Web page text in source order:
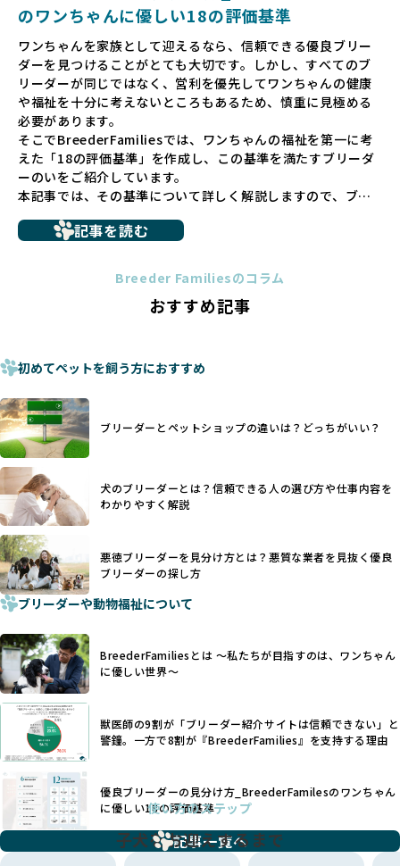
長するための環境が十分に整っていない場合が多く、販売ま
での間に過密な環境や長距離移動のストレスを受けることが
少なくありません。このような環境は、健康リスクや社会性
の問題につながりやすく、ワンちゃんにとっても望ましいと
は言えません。
こうした背景から、BreederFamiliesはペットショップを介
さない直接販売を採用するとともに、ペットオークションや
ペットショップを利用するブリーダーの掲載も行ってしませ
ん。
ペットショップを避けた方がいい理由の詳細はこちら
法令レベルの最低基準にとどまっていることが問題です。こ
ものに過ぎず、ワンちゃんの心身の福祉やブリーダーの責任
少なくなく、消費者にとって選択の判断が難しい現状があり
さらに、書類審査のみで掲載が許可されるサイトが多く、実
際の飼育環境やブリーダーの姿勢が見えにくい点も課題で
す。こうしたサイトでは、ブリーダーが記載する情報が主で
あり、実際の現場や日々のケアの状況がわからないため、営
利優先の「悪徳ブリーダー」が含まれるリスクが高まりま
す。
BreederFamiliesでは、ワンちゃんを大切にする「優良ブリ
ーダー」のみを紹介するために、法令を超えた独自の基準を
設け、ブリーダーの理念や飼育環境の厳格なチェックを行っ
ています。
一部の営利優先のブリーディングでは、母犬の出産負担を考
えずに大量繁殖が行われ、親犬が心身ともに疲弊するケース
が見られます。さらに、コストカットのために食事を減らし
たり、栄養のない食事を与える、適切な健康管理が行われな
いなど、ワンちゃんの健康と福祉が犠牲にされることも少な
くありません。
また、健康リスクが予測しづらいミックス犬の繁殖や、愛情
が行き届かない多頭飼育等も問題です。これらのブリーディ
ング手法は、ワンちゃんの福祉を無視し、利益のみを追求す
るブリーダーによるものが多く、消費者にとっても深刻な課
題となっています。
BreederFamiliesでは、こうしたワンちゃんに優しくないブ
リーディングをなくすため、すべてのワンちゃんを家族のよ
うに大切に飼育・繁殖を行っている「優良ブリーダー」のみ
のワンちゃんに優しい18の評価基準
ワンちゃんを家族として迎えるなら、信頼できる優良ブリー
ダーを見つけることがとても大切です。しかし、すべてのブ
リーダーが同じではなく、営利を優先してワンちゃんの健康
や福祉を十分に考えないところもあるため、慎重に見極める
必要があります。
そこでBreederFamiliesでは、ワンちゃんの福祉を第一に考
えた「18の評価基準」を作成し、この基準を満たすブリーダ
ーのいをご紹介しています。
本記事では、その基準について詳しく解説しますので、ブリ
に断尾（しっぽを切る）や断耳（耳を切る）が行われている
ことがあります。
これは痛みを伴う処置で、ワンちゃんの身体的な負担が大き
手段でもあるため、切断されることで他の犬や人間との意思
ヨーロッパ諸国ではこうした処置が禁止されている一方で、
日本ではいまだ行われる場合があります。
優良ブリーダーは動物福祉を優先し、ワンちゃんの自然な姿
を大切にするため断尾・断耳を行いません。
一方、営利優先ブリーダーでは「見た目が良く売れやすい」
ことを理由に断尾や断耳を行うことがあり、中には麻酔なし
で処置するケースも見受けられます。
「耳やしっぽを切らない」詳細はこちら
犬種ごとに異なる健康リスクや育て方のポイントを理解し、
適切に対応するためには、深い知識と豊富な経験が欠かせま
せん。現在、犬種は200種類以上あり、それぞれに特有の健康
たとえば、パグは呼吸器系のトラブルを抱えやすく、ラブラ
ドール・レトリバーには股関節形成不全への注意が必要で
す。このような犬種ごとの違いを熟知し、適切なケアを提供
できるかどうかは、ブリーダーの専門性に大きく関わりま
す。
優良ブリーダーは、少数の犬種（一般的に3種以内）に絞って
繁殖を行い、各犬種の特徴を熟知しています。これにより、
犬種ごとの健康管理や繁殖において質の高いケアを提供する
ことが可能です。
一方、営利優先ブリーダーは流行や需要に応じて扱う犬種を
増やす傾向があり、犬種ごとに異なる健康問題や適切な育成
環境を十分に考慮しない場合があります。こうしたブリーダ
記事を読む
Breeder Familiesのコラム
おすすめ記事
初めてペットを飼う方におすすめ
ブリーダーとペットショップの違いは？どっちがいい？
犬のブリーダーとは？信頼できる人の選び方や仕事内容を
わかりやすく解説
悪徳ブリーダーを見分け方とは？悪質な業者を見抜く優良
ブリーダーの探し方
ブリーダーや動物福祉について
BreederFamiliesとは 〜私たちが目指すのは、ワンちゃん
に優しい世界〜
獣医師の9割が「ブリーダー紹介サイトは信頼できない」と
警鐘。一方で8割が『BreederFamilies』を支持する理由
優良ブリーダーの見分け方_BreederFamilesのワンちゃん
に優しい18の評価基準
記事一覧へ
使い方のステップ
子犬をお迎えするまで